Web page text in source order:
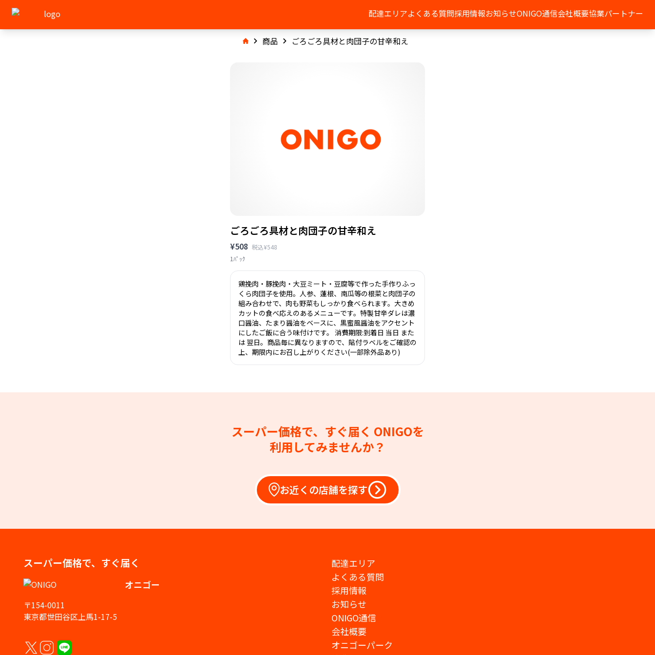
配達エリアよくある質問採用情報お知らせONIGO通信会社概要協業パートナー
商品 ごろごろ具材と肉団子の甘辛和え
ごろごろ具材と肉団子の甘辛和え
¥508 税込¥548
1ﾊﾟｯｸ
鶏挽肉・豚挽肉・大豆ミート・豆腐等で作った手作りふっ
くら肉団子を使用。人参、蓮根、南瓜等の根菜と肉団子の
組み合わせで、肉も野菜もしっかり食べられます。大きめ
カットの食べ応えのあるメニューです。特製甘辛ダレは濃
口醤油、たまり醤油をベースに、黒蜜風醤油をアクセント
にしたご飯に合う味付けです。 消費期限:到着日 当日 また
は 翌日。商品毎に異なりますので、貼付ラベルをご確認の
上、期限内にお召し上がりください(一部除外品あり)
スーパー価格で、すぐ届く ONIGOを
利用してみませんか？
お近くの店舗を探す
スーパー価格で、すぐ届く
オニゴー
〒154-0011
東京都世田谷区上馬1-17-5
配達エリア
よくある質問
採用情報
お知らせ
ONIGO通信
会社概要
オニゴーパーク